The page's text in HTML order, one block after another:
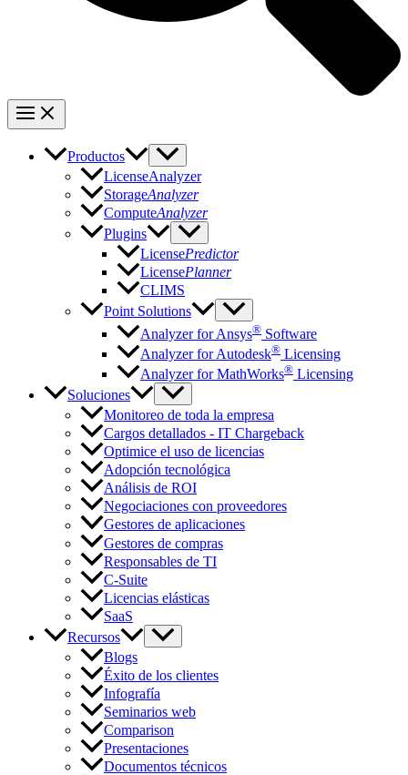
Productos
LicenseAnalyzer
StorageAnalyzer
ComputeAnalyzer
Plugins
LicensePredictor
LicensePlanner
CLIMS
Point Solutions
Analyzer for Ansys® Software
Analyzer for Autodesk® Licensing
Analyzer for MathWorks® Licensing
Soluciones
Monitoreo de toda la empresa
Cargos detallados - IT Chargeback
Optimice el uso de licencias
Adopción tecnológica
Análisis de ROI
Negociaciones con proveedores
Gestores de aplicaciones
Gestores de compras
Responsables de TI
C-Suite
Licencias elásticas
SaaS
Recursos
Blogs
Éxito de los clientes
Infografía
Seminarios web
Comparison
Presentaciones
Documentos técnicos